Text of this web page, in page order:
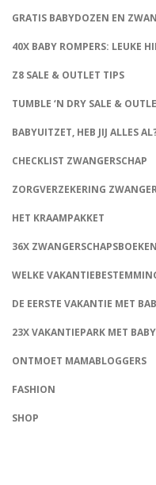
GRATIS BABYDOZEN EN
40X BABY ROMPERS: LEUKE
Z8 SALE & OUTLET TIPS
TUMBLE ‘N DRY SALE &
BABYUITZET, HEB JIJ ALLES
CHECKLIST ZWANGERSCHAP
ZORGVERZEKERING
HET KRAAMPAKKET
36X ZWANGERSCHAPSBOEKEN
WELKE
DE EERSTE VAKANTIE MET
23X VAKANTIEPARK MET BABY
ONTMOET MAMABLOGGERS
FASHION
SHOP